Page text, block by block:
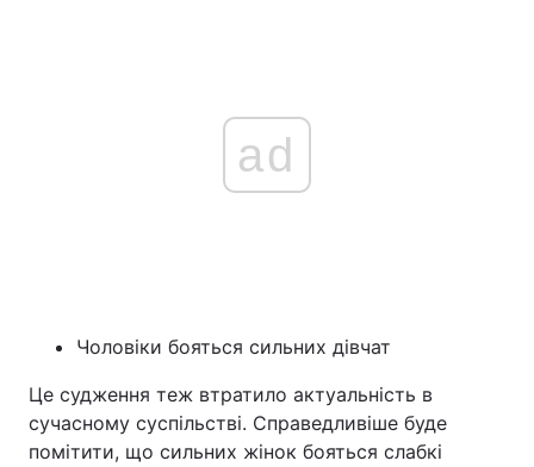
ad
Чоловіки бояться сильних дівчат
Це судження теж втратило актуальність в
сучасному суспільстві. Справедливіше буде
помітити, що сильних жінок бояться слабкі